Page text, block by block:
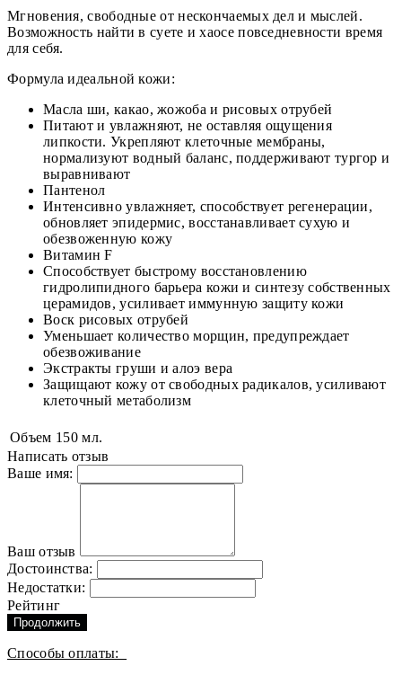
Мгновения, свободные от нескончаемых дел и мыслей.
Возможность найти в суете и хаосе повседневности время
для себя.
Формула идеальной кожи:
Масла ши, какао, жожоба и рисовых отрубей
Питают и увлажняют, не оставляя ощущения
липкости. Укрепляют клеточные мембраны,
нормализуют водный баланс, поддерживают тургор и
выравнивают
Пантенол
Интенсивно увлажняет, способствует регенерации,
обновляет эпидермис, восстанавливает сухую и
обезвоженную кожу
Витамин F
Способствует быстрому восстановлению
гидролипидного барьера кожи и синтезу собственных
церамидов, усиливает иммунную защиту кожи
Воск рисовых отрубей
Уменьшает количество морщин, предупреждает
обезвоживание
Экстракты груши и алоэ вера
Защищают кожу от свободных радикалов, усиливают
клеточный метаболизм
Объем 150 мл.
Написать отзыв
Ваше имя:
Ваш отзыв
Достоинства:
Недостатки:
Рейтинг
Продолжить
Способы оплаты: